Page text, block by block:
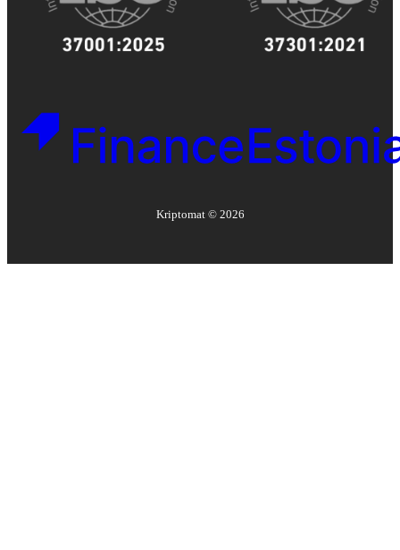
Kriptomat © 2026